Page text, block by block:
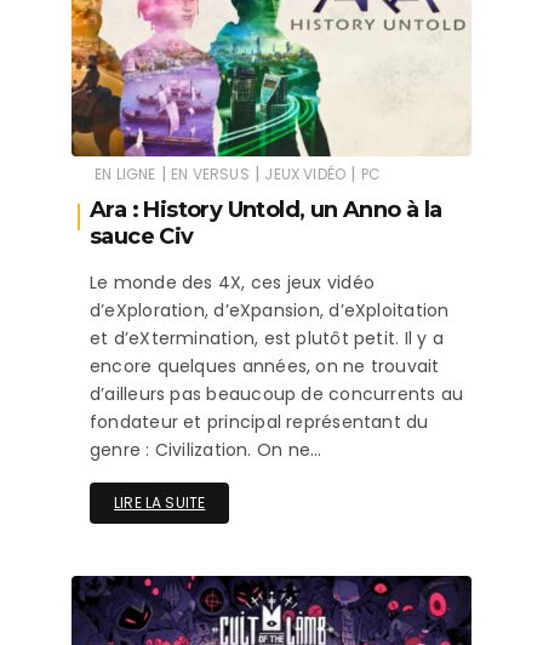
EN LIGNE | EN VERSUS | JEUX VIDÉO | PC
Ara : History Untold, un Anno à la
sauce Civ
Le monde des 4X, ces jeux vidéo
d’eXploration, d’eXpansion, d’eXploitation
et d’eXtermination, est plutôt petit. Il y a
encore quelques années, on ne trouvait
d’ailleurs pas beaucoup de concurrents au
fondateur et principal représentant du
genre : Civilization. On ne…
LIRE LA SUITE